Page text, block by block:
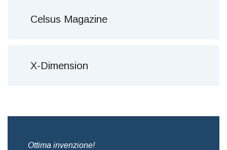
Celsus Magazine
X-Dimension
Ottima invenzione!